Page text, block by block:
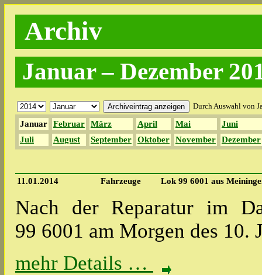
Archiv
Januar – Dezember
Durch Auswahl von
Januar Februar März April Mai
Juni
Juli
August September Oktober November Dezember
11.01.2014 Fahrzeuge Lok 99 6001 aus
Nach der Reparatur im
99 6001 am Morgen des
mehr Details …